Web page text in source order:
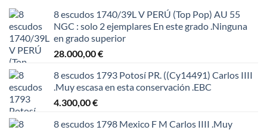
8 escudos 1740/39L V PERÚ (Top Pop) AU 55
NGC : solo 2 ejemplares En este grado .Ninguna
en grado superior
28.000,00€
8 escudos 1793 Potosí PR. ((Cy14491) Carlos IIII
.Muy escasa en esta conservación .EBC
4.300,00€
8 escudos 1798 Mexico F M Carlos IIII .Muy